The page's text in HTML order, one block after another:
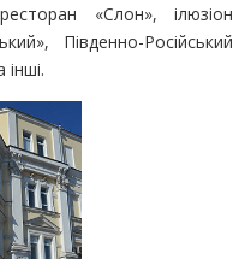
«Слон», ілюзіон
Південно-Російський